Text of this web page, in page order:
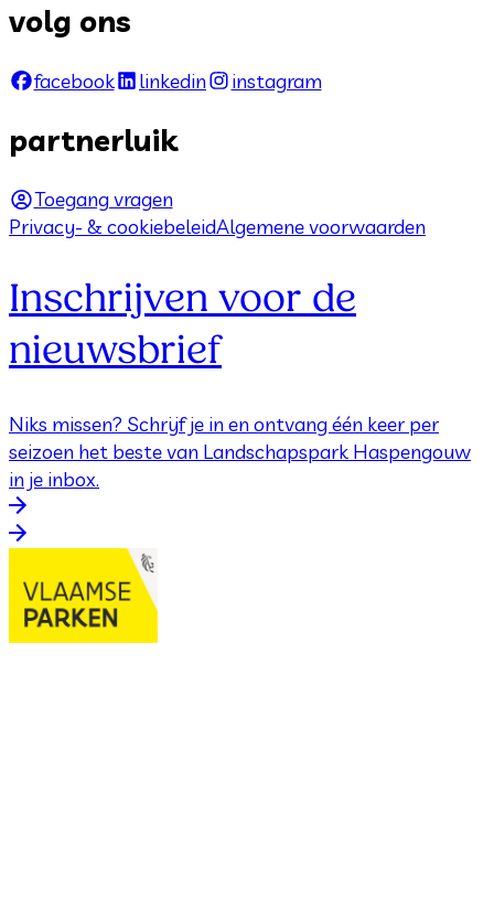
volg ons
facebook linkedin instagram
partnerluik
Toegang vragen
Privacy- & cookiebeleidAlgemene voorwaarden
Inschrijven voor de
nieuwsbrief
Niks missen? Schrijf je in en ontvang één keer per
seizoen het beste van Landschapspark Haspengouw
in je inbox.